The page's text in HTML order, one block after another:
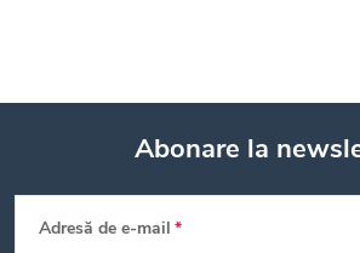
S
Abonare la
Adresă de e-mail